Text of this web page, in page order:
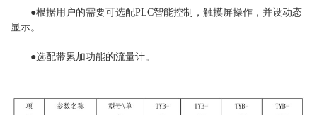
●根据用户的需要可选配PLC智能控制，触摸屏操作，并设动态
显示。
●选配带累加功能的流量计。